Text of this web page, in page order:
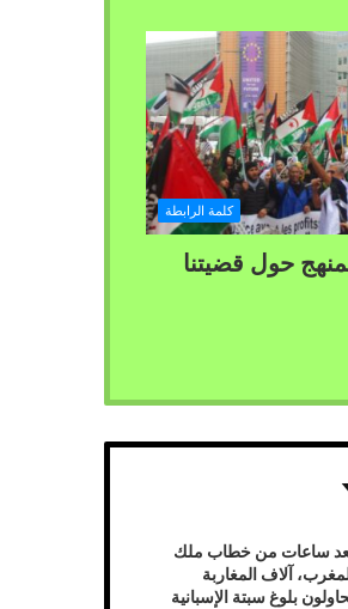
كلمة الرابطة
حول قضيتنا
ساعات من خطاب ملك
آلاف المغاربة
بلوغ سبتة الإسبانية